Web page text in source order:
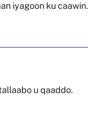
iyagoon ku caawin.
u qaaddo.